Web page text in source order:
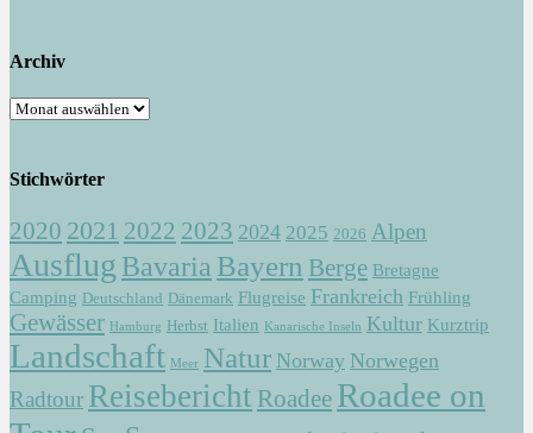
Archiv
Stichwörter
2020 2021 2022 2023 2024 2025 2026 Alpen
Ausflug Bavaria Bayern Berge Bretagne
Camping Deutschland Dänemark Flugreise Frankreich Frühling
Gewässer Hamburg Herbst Italien Kanarische Inseln Kultur Kurztrip
Landschaft Meer Natur Norway Norwegen
Radtour Reisebericht Roadee Roadee on